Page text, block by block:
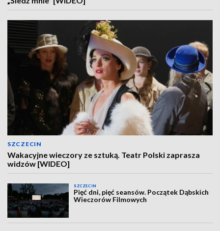
SZCZECIN
Wakacyjne wieczory ze sztuką. Teatr Polski zaprasza
widzów [WIDEO]
SZCZECIN
Pięć dni, pięć seansów. Początek Dąbskich
Wieczorów Filmowych